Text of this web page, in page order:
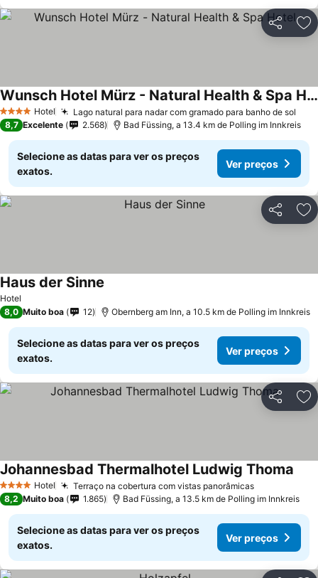
Partilhar
4 EstrelasHotel Lago natural para nadar com gramado para banho de sol
Wunsch Hotel Mürz - Natural Health & Spa Hotel
8,7 Excelente 2.568 Bad Füssing, a 13.4 km de Polling im Innkreis
Selecione as datas para ver os preços
exatos.
Ver preços
Partilhar
Hotel
Haus der Sinne
8,0 Muito boa 12 Obernberg am Inn, a 10.5 km de Polling im Innkreis
Selecione as datas para ver os preços
exatos.
Ver preços
Partilhar
4 EstrelasHotel Terraço na cobertura com vistas panorâmicas
Johannesbad Thermalhotel Ludwig Thoma
8,2 Muito boa 1.865 Bad Füssing, a 13.5 km de Polling im Innkreis
Selecione as datas para ver os preços
exatos.
Ver preços